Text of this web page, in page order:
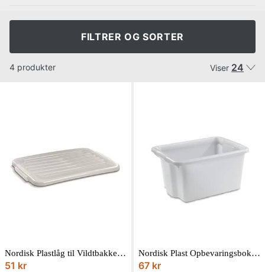
FILTRER OG SORTER
4 produkter Viser 24
Nordisk Plastlåg til Vildtbakke 33L
51 kr
Nordisk Plast Opbevaringsboks/Vildtbakke 33L
67 kr